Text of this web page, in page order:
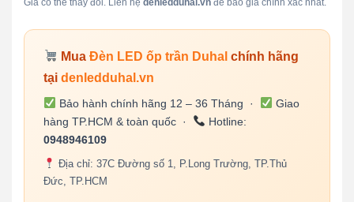
MuaĐèn LED ốp trần Duhal chính hãng
tại denledduhal.vn
Bảo hành chính hãng 12 – 36 Tháng ·
Giao
hàng TP.HCM & toàn quốc ·
Hotline:
0948946109
Địa chỉ: 37C Đường số 1, P.Long Trường, TP.Thủ
Đức, TP.HCM